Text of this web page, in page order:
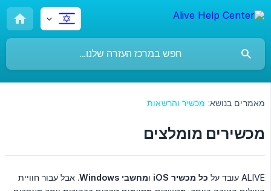
מאמרים בנושא: מכשיר והרשאות
מכשירים מומלצים
ALIVE עובד על כל מכשיר iOS ומחשבי Windows
. אבל עבור חוויית